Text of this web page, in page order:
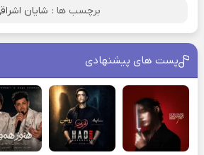
برچسب ها : شایان
پست های پیشنهادی